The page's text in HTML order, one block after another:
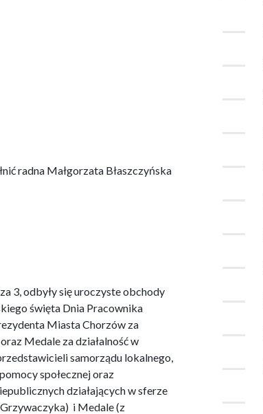
radna Małgorzata Błaszczyńska
3, odbyły się uroczyste obchody
święta Dnia Pracownika
Miasta Chorzów za
Medale za działalność w
samorządu lokalnego,
społecznej oraz
działających w sferze
i Medale (z